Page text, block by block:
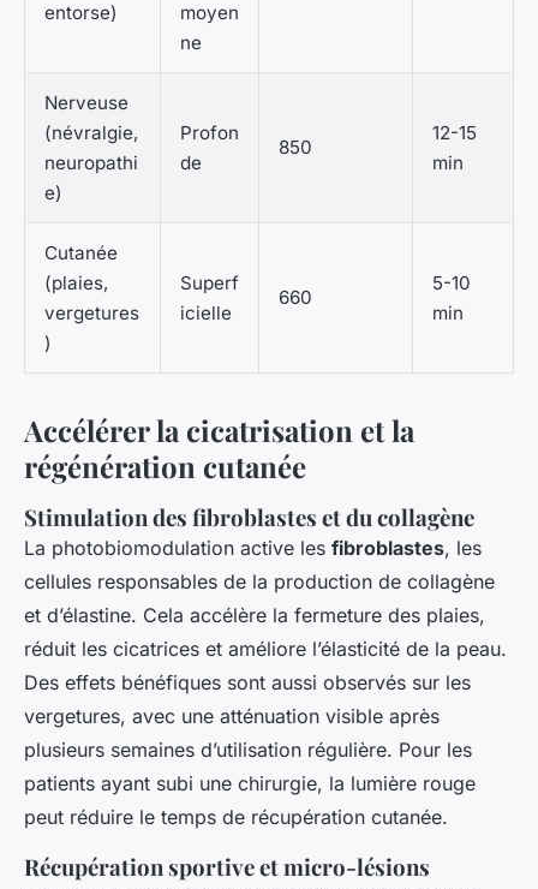
entorse)
moyen
ne
Nerveuse
(névralgie,
neuropathi
e)
Profon
de
850
12-15
min
Cutanée
(plaies,
vergetures
)
Superf
icielle
660
5-10
min
Accélérer la cicatrisation et la
régénération cutanée
Stimulation des fibroblastes et du collagène
La photobiomodulation active les fibroblastes, les
cellules responsables de la production de collagène
et d’élastine. Cela accélère la fermeture des plaies,
réduit les cicatrices et améliore l’élasticité de la peau.
Des effets bénéfiques sont aussi observés sur les
vergetures, avec une atténuation visible après
plusieurs semaines d’utilisation régulière. Pour les
patients ayant subi une chirurgie, la lumière rouge
peut réduire le temps de récupération cutanée.
Récupération sportive et micro-lésions